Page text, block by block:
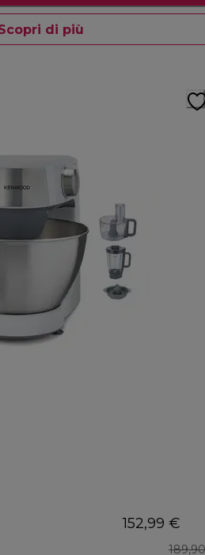
di più
152,99 €